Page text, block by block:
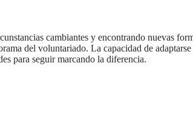
cambiantes y encontrando nuevas
del voluntariado. La capacidad de
para seguir marcando la diferencia.